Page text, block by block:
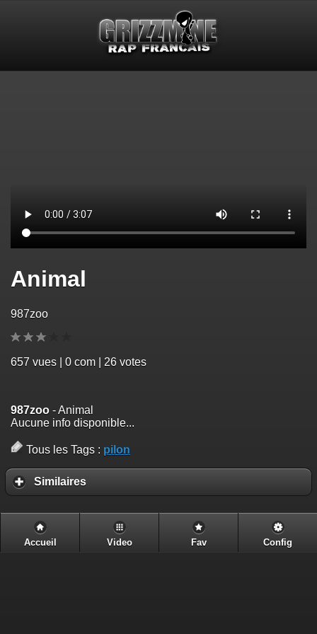
Animal
987zoo
657 vues | 0 com | 26 votes
987zoo - Animal
Aucune info disponible...
Tous les Tags : pilon
Similaires
Accueil Video Fav Config